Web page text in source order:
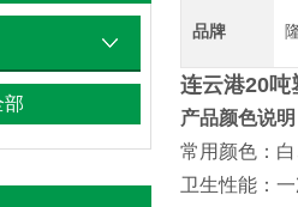
部
品牌
连云港20吨
产品颜色说
常用颜色：
卫生性能：